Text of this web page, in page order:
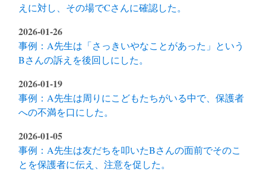
えに対し、その場でCさんに確認した。
2026-01-26
事例：A先生は「さっきいやなことがあった」という
Bさんの訴えを後回しにした。
2026-01-19
事例：A先生は周りにこどもたちがいる中で、保護者
への不満を口にした。
2026-01-05
事例：A先生は友だちを叩いたBさんの面前でそのこ
とを保護者に伝え、注意を促した。